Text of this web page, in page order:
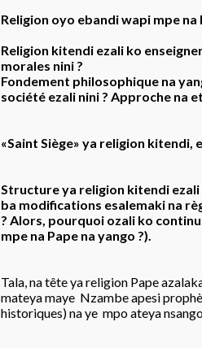
Religion oyo ebandi wapi mpe
Religion kitendi ezali ko
morales nini ?
Fondement philosophique na
société ezali nini ? Approche na
«Saint Siège» ya religion kitendi,
Structure ya religion kitendi ezali
ba modifications esalemaki na
? Alors, pourquoi ozali ko
mpe na Pape na yango ?).
Tala, na tête ya religion Pape
mateya maye Nzambe apesi
historiques) na ye mpo ateya